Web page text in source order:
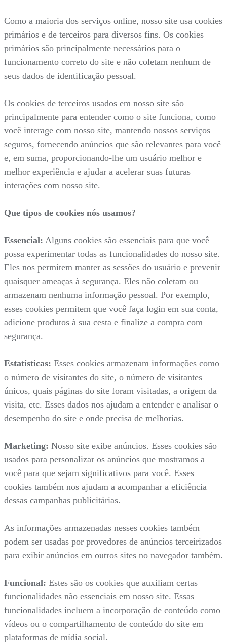
Como a maioria dos serviços online, nosso site usa cookies
primários e de terceiros para diversos fins. Os cookies
primários são principalmente necessários para o
funcionamento correto do site e não coletam nenhum de
seus dados de identificação pessoal.
Os cookies de terceiros usados em nosso site são
principalmente para entender como o site funciona, como
você interage com nosso site, mantendo nossos serviços
seguros, fornecendo anúncios que são relevantes para você
e, em suma, proporcionando-lhe um usuário melhor e
melhor experiência e ajudar a acelerar suas futuras
interações com nosso site.
Que tipos de cookies nós usamos?
Essencial: Alguns cookies são essenciais para que você
possa experimentar todas as funcionalidades do nosso site.
Eles nos permitem manter as sessões do usuário e prevenir
quaisquer ameaças à segurança. Eles não coletam ou
armazenam nenhuma informação pessoal. Por exemplo,
esses cookies permitem que você faça login em sua conta,
adicione produtos à sua cesta e finalize a compra com
segurança.
Estatísticas: Esses cookies armazenam informações como
o número de visitantes do site, o número de visitantes
únicos, quais páginas do site foram visitadas, a origem da
visita, etc. Esses dados nos ajudam a entender e analisar o
desempenho do site e onde precisa de melhorias.
Marketing: Nosso site exibe anúncios. Esses cookies são
usados para personalizar os anúncios que mostramos a
você para que sejam significativos para você. Esses
cookies também nos ajudam a acompanhar a eficiência
dessas campanhas publicitárias.
As informações armazenadas nesses cookies também
podem ser usadas por provedores de anúncios terceirizados
para exibir anúncios em outros sites no navegador também.
Funcional: Estes são os cookies que auxiliam certas
funcionalidades não essenciais em nosso site. Essas
funcionalidades incluem a incorporação de conteúdo como
vídeos ou o compartilhamento de conteúdo do site em
plataformas de mídia social.